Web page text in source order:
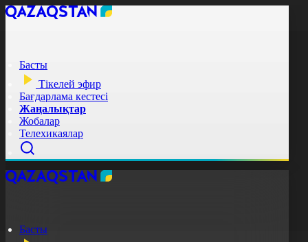
Басты
Тікелей эфир
Бағдарлама кестесі
Жаңалықтар
Жобалар
Телехикаялар
Басты